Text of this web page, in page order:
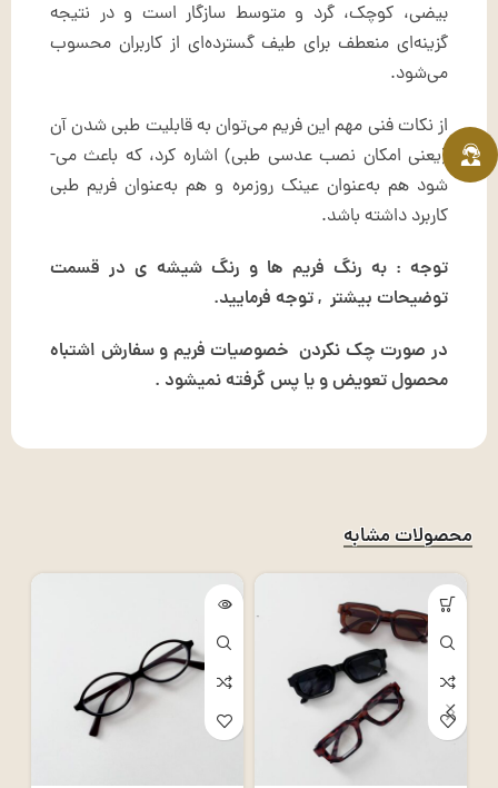
بیضی، کوچک، گرد و متوسط سازگار است و در نتیجه
گزینه‌ای منعطف برای طیف گسترده‌ای از کاربران محسوب
می‌شود.
از نکات فنی مهم این فریم می‌توان به قابلیت طبی شدن آن
(یعنی امکان نصب عدسی طبی) اشاره کرد، که باعث می-
شود هم به‌عنوان عینک روزمره و هم به‌عنوان فریم طبی
کاربرد داشته باشد.
توجه : به رنگ فریم ها و رنگ شیشه ی در قسمت
توضیحات بیشتر , توجه فرمایید.
در صورت چک نکردن خصوصیات فریم و سفارش اشتباه
محصول تعویض و یا پس گرفته نمیشود .
محصولات مشابه